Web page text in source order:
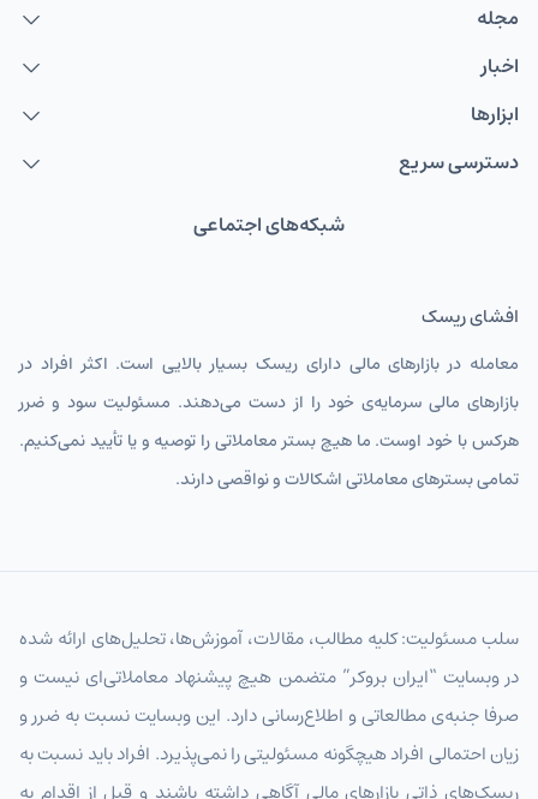
مجله
اخبار
ابزارها
دسترسی سریع
شبکه‌های اجتماعی
افشای ریسک
معامله در بازارهای مالی دارای ریسک بسیار بالایی است. اکثر افراد در
بازارهای مالی سرمایه‌ی خود را از دست می‌دهند. مسئولیت سود و ضرر
هرکس با خود اوست. ما هیچ بستر معاملاتی را توصیه و یا تأیید نمی‌کنیم.
تمامی بسترهای معاملاتی اشکالات و نواقصی دارند.
سلب مسئولیت: کلیه مطالب، مقالات، آموزش‌ها، تحلیل‌های ارائه شده
در وبسایت “ایران بروکر” متضمن هیچ پیشنهاد معاملاتی‌ای نیست و
صرفا جنبه‌ی مطالعاتی و اطلاع‌رسانی دارد. این وبسایت نسبت به ضرر و
زیان احتمالی افراد هیچگونه مسئولیتی را نمی‌پذیرد. افراد باید نسبت به
ریسک‌های ذاتی بازارهای مالی آگاهی داشته باشند و قبل از اقدام به